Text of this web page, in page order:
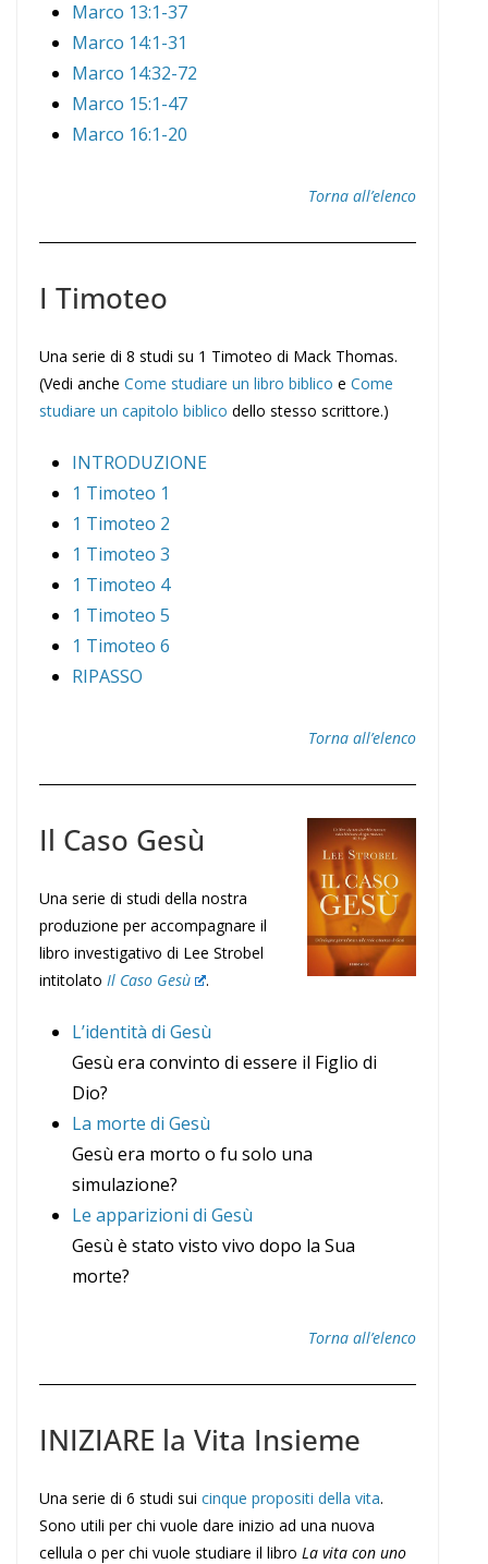
Marco 13:1-37
Marco 14:1-31
Marco 14:32-72
Marco 15:1-47
Marco 16:1-20
Torna all’elenco
I Timoteo
Una serie di 8 studi su 1 Timoteo di Mack Thomas.
(Vedi anche Come studiare un libro biblico e Come
studiare un capitolo biblico dello stesso scrittore.)
INTRODUZIONE
1 Timoteo 1
1 Timoteo 2
1 Timoteo 3
1 Timoteo 4
1 Timoteo 5
1 Timoteo 6
RIPASSO
Torna all’elenco
Il Caso Gesù
Una serie di studi della nostra
produzione per accompagnare il
libro investigativo di Lee Strobel
intitolato Il Caso Gesù .
L’identità di Gesù
Gesù era convinto di essere il Figlio di
Dio?
La morte di Gesù
Gesù era morto o fu solo una
simulazione?
Le apparizioni di Gesù
Gesù è stato visto vivo dopo la Sua
morte?
Torna all’elenco
INIZIARE la Vita Insieme
Una serie di 6 studi sui cinque propositi della vita.
Sono utili per chi vuole dare inizio ad una nuova
cellula o per chi vuole studiare il libro La vita con uno